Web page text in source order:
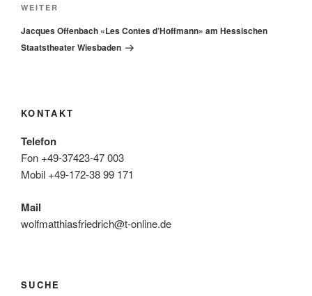
Nächster
Beitrag
WEITER
Jacques Offenbach «Les Contes d’Hoffmann» am Hessischen
Staatstheater Wiesbaden
KONTAKT
Telefon
Fon +49-37423-47 003
Mobil +49-172-38 99 171
Mail
wolfmatthiasfriedrich@t-online.de
SUCHE